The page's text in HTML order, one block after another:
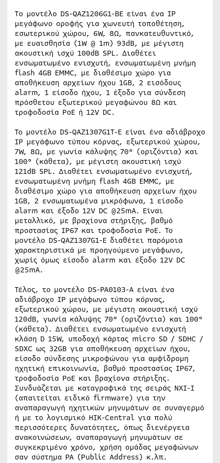
To μοντέλο DS-QAZ1206G1-BE είναι ένα IP
μεγάφωνο οροφής για χωνευτή τοποθέτηση,
εσωτερικού χώρου, 6W, 8Ω, πανκατευθυντικό,
με ευαισθησία (1W @ 1m) 93dB, με μέγιστη
ακουστική ισχύ 100dB SPL. Διαθέτει
ενσωματωμένο ενισχυτή, ενσωματωμένη μνήμη
flash 4GB EMMC, με διαθέσιμο χώρο για
αποθήκευση αρχείων ήχου 1GB, 2 εισόδους
alarm, 1 είσοδο ήχου, 1 έξοδο για σύνδεση
πρόσθετου εξωτερικού μεγαφώνου 8Ω και
τροφοδοσία PoE ή 12V DC.
Το μοντέλο DS-QAZ1307G1T-E είναι ένα αδιάβροχο
IP μεγάφωνο τύπου κόρνας, εξωτερικού χώρου,
7W, 8Ω, με γωνία κάλυψης 70° (οριζόντια) και
100° (κάθετα), με μέγιστη ακουστική ισχύ
121dB SPL. Διαθέτει ενσωματωμένο ενισχυτή,
ενσωματωμένη μνήμη flash 4GB EMMC, με
διαθέσιμο χώρο για αποθήκευση αρχείων ήχου
1GB, 2 ενσωματωμένα μικρόφωνα, 1 είσοδο
alarm και έξοδο 12V DC @25mA. Είναι
μεταλλικό, με βραχίονα στήριξης, βαθμό
προστασίας IP67 και τροφοδοσία PoE. Το
μοντέλο DS-QAZ1307G1-E διαθέτει παρόμοια
χαρακτηριστικά με προηγούμενο μεγάφωνο,
χωρίς όμως είσοδο alarm και έξοδο 12V DC
@25mA.
Τέλος, το μοντέλο DS-PA0103-A είναι ένα
αδιάβροχο IP μεγάφωνο τύπου κόρνας,
εξωτερικού χώρου, με μέγιστη ακουστική ισχύ
120dB, γωνία κάλυψης 70° (οριζόντια) και 100°
(κάθετα). Διαθέτει ενσωματωμένο ενισχυτή
κλάση D 15W, υποδοχή κάρτας micro SD / SDHC /
SDXC ως 32GB για αποθήκευση αρχείων ήχου,
είσοδο σύνδεσης μικροφώνου για αμφίδρομη
ηχητική επικοινωνία, βαθμό προστασίας IP67,
τροφοδοσία PoE και βραχίονα στήριξης.
Συνδυάζεται με καταγραφικά της σειράς NXI-I
(απαιτείται ειδικό firmware) για την
αναπαραγωγή ηχητικών μηνυμάτων σε συναγερμό
ή με το λογισμικό HIK-Central για πολύ
περισσότερες δυνατότητες, όπως διενέργεια
ανακοινώσεων, αναπαραγωγή μηνυμάτων σε
συγκεκριμένο χρόνο, χρήση ομάδας μεγαφώνων
σαν σύστημα PA (Public Address) κ.λπ.